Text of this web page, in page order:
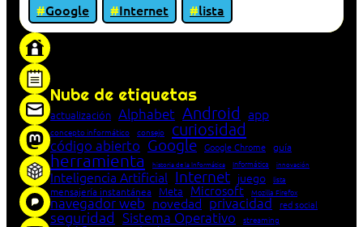
Google
Internet
lista
Nube de etiquetas
actualización Alphabet Android app
concepto informático consejo curiosidad
código abierto Google Google Chrome guía
herramienta historia de la Informática Informática innovación
Inteligencia Artificial Internet juego lista
mensajería instantánea Meta Microsoft Mozilla Firefox
navegador web novedad privacidad red social
seguridad Sistema Operativo streaming